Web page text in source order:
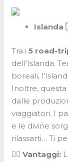
Tra i5 road-
dell’Islanda.
boreali,
Inoltre,
dalle
viaggiatori. I
e le divine
rilassarti… Ti
👍🏼 Vantaggi: